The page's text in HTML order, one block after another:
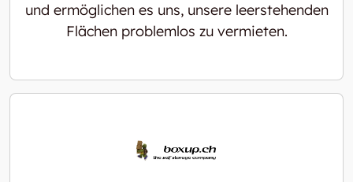
und ermöglichen es uns, unsere leerstehenden
Flächen problemlos zu vermieten.